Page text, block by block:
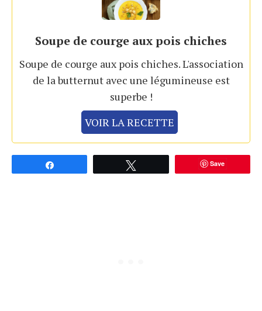
Soupe de courge aux pois chiches
Soupe de courge aux pois chiches. L'association
de la butternut avec une légumineuse est
superbe !
VOIR LA RECETTE
Save